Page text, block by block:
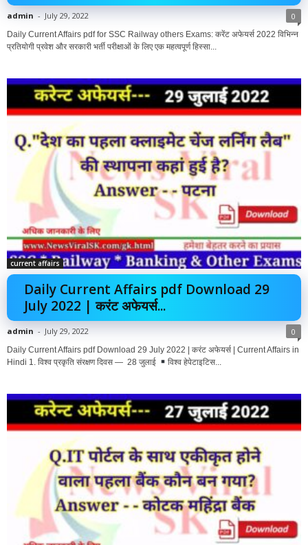
admin - July 29, 2022 0
Daily Current Affairs pdf for SSC Railway others Exams: करेंट अफेयर्स 2022 विभिन्न
प्रतियोगी प्रवेश और सरकारी भर्ती परीक्षाओं के लिए एक महत्वपूर्ण हिस्सा...
current affairs
Daily Current Affairs pdf Download 29
July 2022 | करंट अफेयर्स...
admin - July 29, 2022 0
Daily Current Affairs pdf Download 29 July 2022 | करंट अफेयर्स | Current Affairs in
Hindi 1. विश्व प्रकृति संरक्षण दिवस — 28 जुलाई
विश्व हेपेटाइटिस...